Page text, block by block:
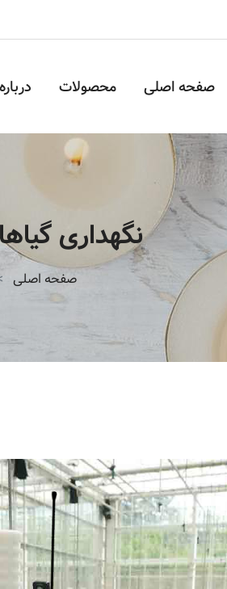
صفحه اصلی محصولات
نگهداری
صفحه اصلی